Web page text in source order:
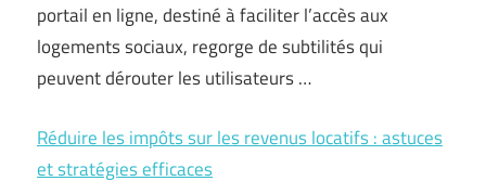
portail en ligne, destiné à faciliter l’accès aux
logements sociaux, regorge de subtilités qui
peuvent dérouter les utilisateurs …
Réduire les impôts sur les revenus locatifs : astuces
et stratégies efficaces